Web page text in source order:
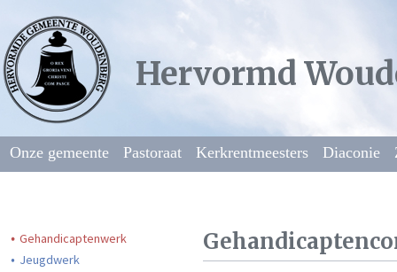
Hervormd
Onze gemeente Pastoraat Kerkrentmeesters Diaconie
Gehandicaptenwerk
Jeugdwerk